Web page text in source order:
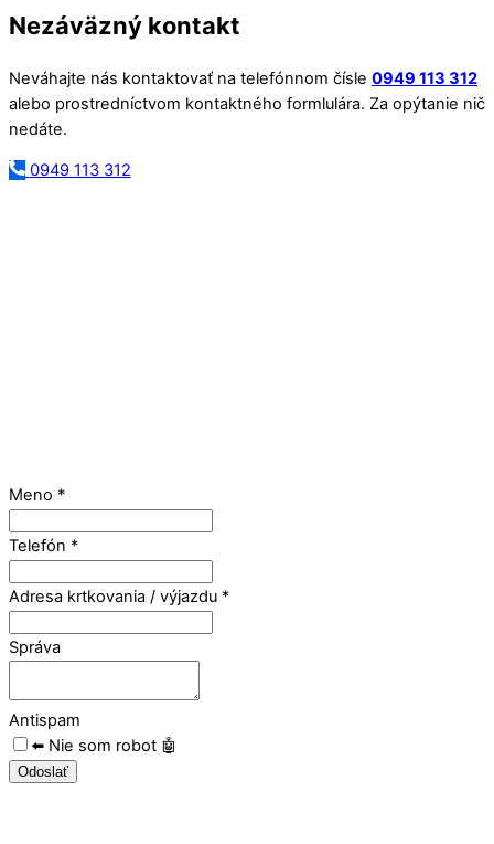
Nezáväzný kontakt
Neváhajte nás kontaktovať na telefónnom čísle 0949 113 312
alebo prostredníctvom kontaktného formlulára. Za opýtanie nič
nedáte.
0949 113 312
Meno *
Telefón *
Adresa krtkovania / výjazdu *
Správa
Antispam
⬅️ Nie som robot 🤖
Odoslať